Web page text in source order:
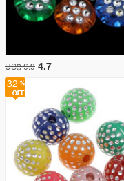
US$ 6.9 4.7
32